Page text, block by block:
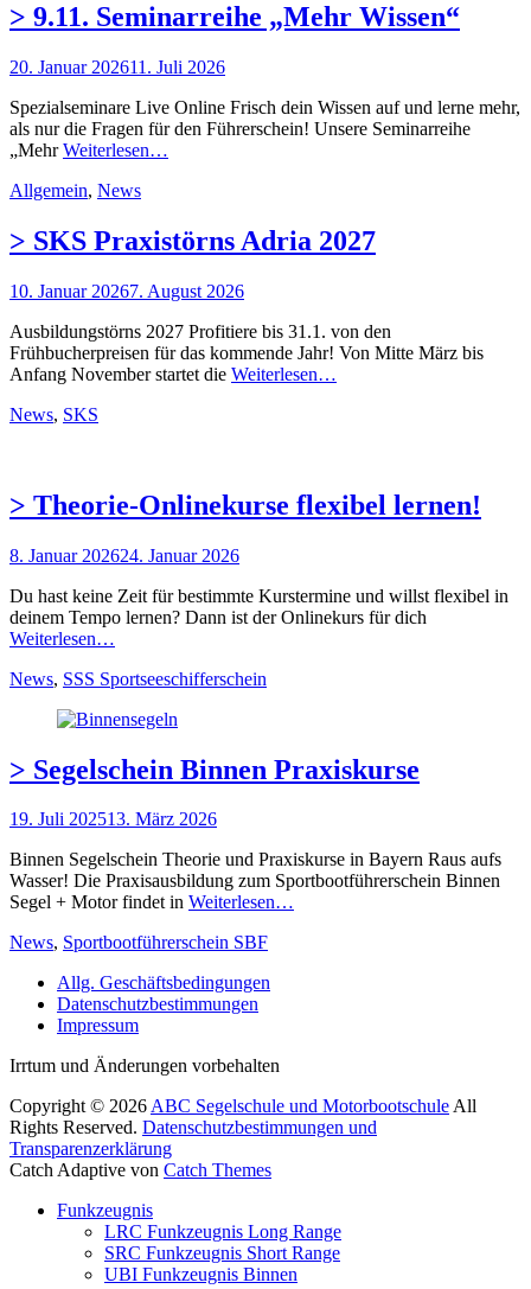
> 9.11. Seminarreihe „Mehr Wissen“
Posted
20. Januar 202611. Juli 2026
Spezialseminare Live Online Frisch dein Wissen auf und lerne mehr,
als nur die Fragen für den Führerschein! Unsere Seminarreihe
„MehrWeiterlesen…
Kategorien
Allgemein, News
> SKS Praxistörns Adria 2027
Posted
10. Januar 20267. August 2026
Ausbildungstörns 2027 Profitiere bis 31.1. von den
Frühbucherpreisen für das kommende Jahr! Von Mitte März bis
Anfang November startet die Weiterlesen…
Kategorien
News, SKS
> Theorie-Onlinekurse flexibel lernen!
Posted
8. Januar 202624. Januar 2026
Du hast keine Zeit für bestimmte Kurstermine und willst flexibel in
deinem Tempo lernen? Dann ist der Onlinekurs für dich
Weiterlesen…
Kategorien
News, SSS Sportseeschifferschein
> Segelschein Binnen Praxiskurse
Posted
19. Juli 202513. März 2026
Binnen Segelschein Theorie und Praxiskurse in Bayern Raus aufs
Wasser! Die Praxisausbildung zum Sportbootführerschein Binnen
Segel + Motor findet in Weiterlesen…
Kategorien
News, Sportbootführerschein SBF
Allg. Geschäftsbedingungen
Datenschutzbestimmungen
Impressum
Facebook
E-
YouTube
Instagram
Irrtum und Änderungen vorbehalten
Copyright © 2026ABC Segelschule und MotorbootschuleAll
Rights Reserved. Datenschutzbestimmungen und
Transparenzerklärung
Catch Adaptive von Catch Themes
oben
Funkzeugnis
LRC Funkzeugnis Long Range
SRC Funkzeugnis Short Range
UBI Funkzeugnis Binnen